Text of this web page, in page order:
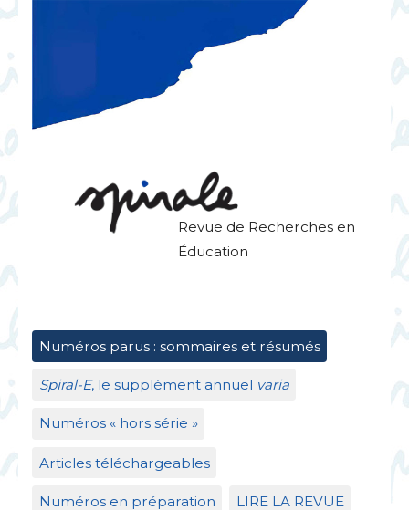
Revue de Recherches en
Éducation
Numéros parus : sommaires et résumés
Spiral-E, le supplément annuel varia
Numéros « hors série »
Articles téléchargeables
Numéros en préparation LIRE LA REVUE